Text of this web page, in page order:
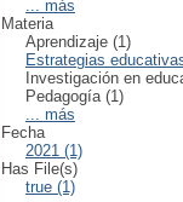
... más
Materia
Aprendizaje (1)
Estrategias
Investigación en
Pedagogía (1)
... más
Fecha
2021 (1)
Has File(s)
true (1)